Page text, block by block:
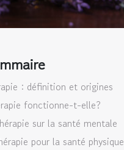
: définition et origines
fonctionne-t-elle?
sur la santé mentale
pour la santé physique